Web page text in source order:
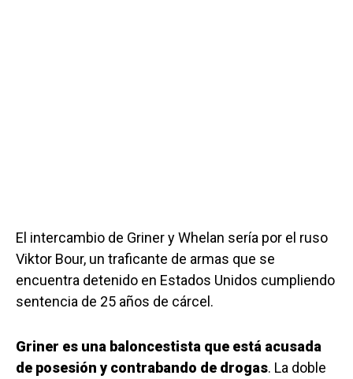
El intercambio de Griner y Whelan sería por el ruso
Viktor Bour, un traficante de armas que se
encuentra detenido en Estados Unidos cumpliendo
sentencia de 25 años de cárcel.
Griner es una baloncestista que está acusada
de posesión y contrabando de drogas. La doble